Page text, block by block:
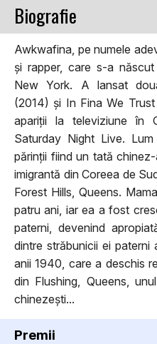
Biografie
Awkwafina, pe numele
și rapper, care s-a
New York. A lansat
(2014) și In Fina We
apariții la televiziune în
Saturday Night Live.
părinții fiind un tată
imigrantă din Coreea de
Forest Hills, Queens.
patru ani, iar ea a fost
paterni, devenind
dintre străbunicii ei
anii 1940, care a deschis
din Flushing, Queens,
chinezești...
Premii